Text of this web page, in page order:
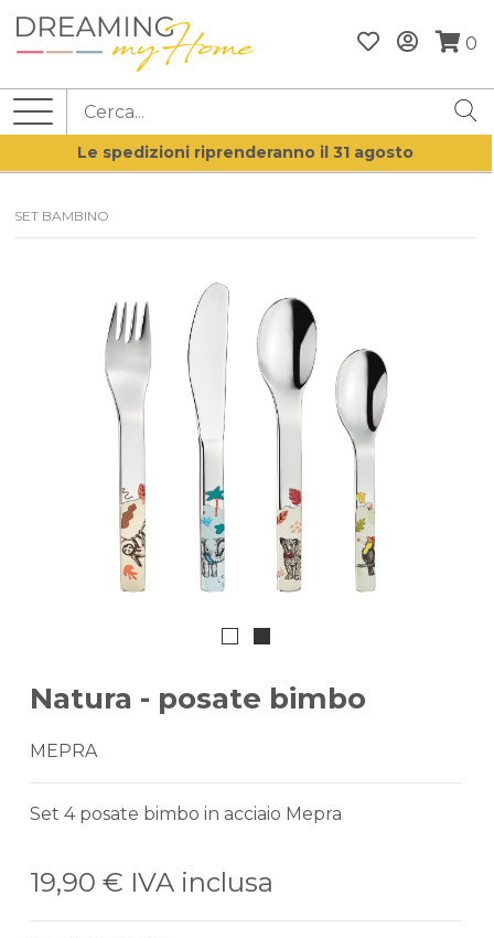
0
Le spedizioni riprenderanno il 31 agosto
SET BAMBINO
Natura - posate bimbo
MEPRA
Set 4 posate bimbo in acciaio Mepra
19,90 € IVA inclusa